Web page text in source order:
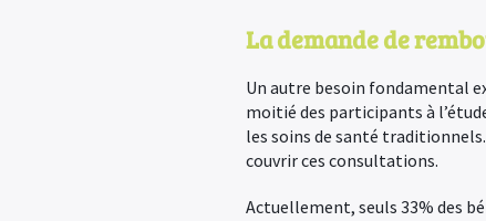
La demande de
Un autre besoin fondamental
moitié des participants à
les soins de santé
couvrir ces consultations.
Actuellement, seuls 33% des